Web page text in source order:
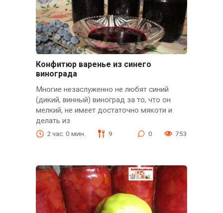
Конфитюр варенье из синего
винограда
Многие незаслуженно не любят синий
(дикий, винный) виноград за то, что он
мелкий, не имеет достаточно мякоти и
делать из
2 час. 0 мин. 9 0 753